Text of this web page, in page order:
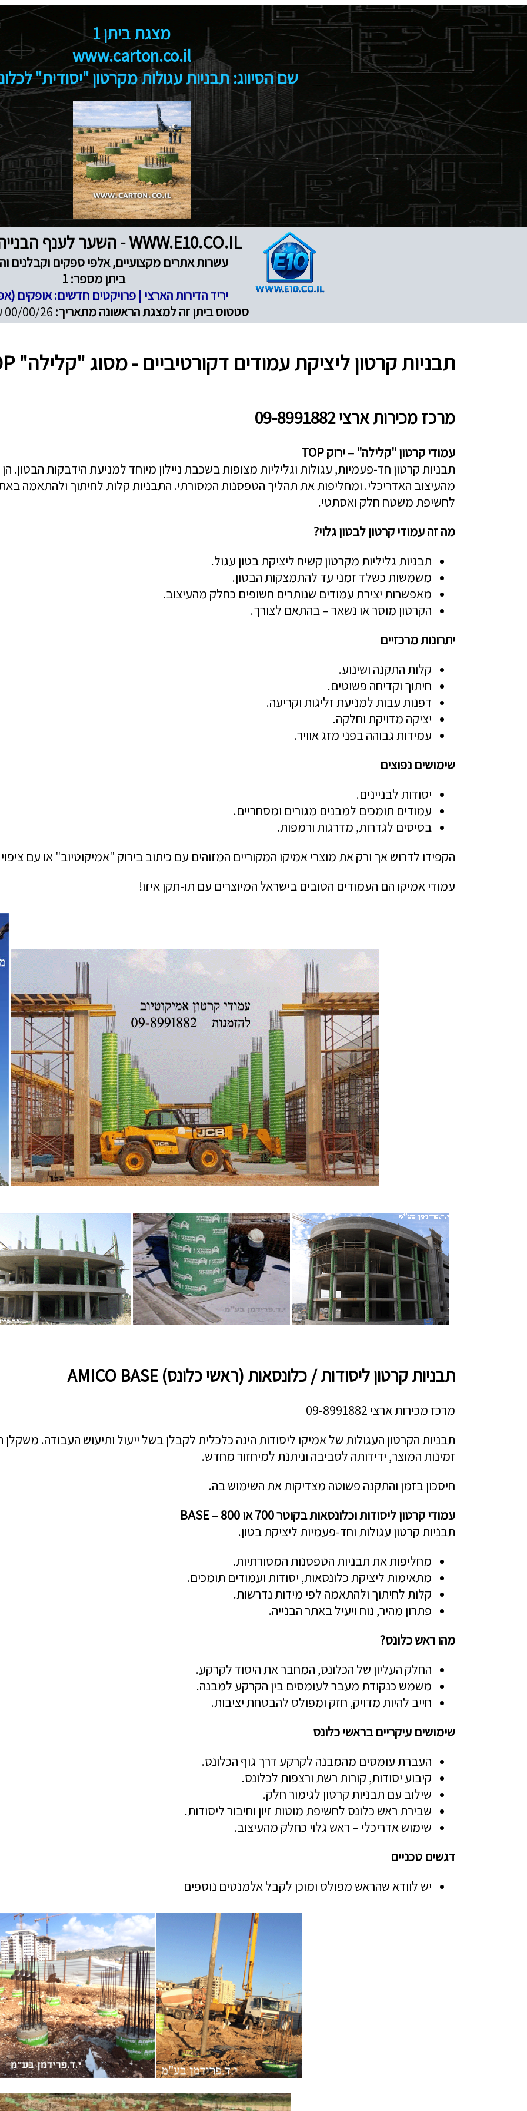
מצגת ביתן 1
www.carton.co.il
שם הסיווג: תבניות עגולות מקרטון "יסודית"
WWW.E10.CO.IL - השער לענף הבנייה והנדל"ן
עשרות אתרים מקצועיים, אלפי ספקים וקבלנים
ביתן מספר: 1
יריד הדירות הארצי | פרויקטים חדשים: אופקים
סטטוס ביתן זה למצגת הראשונה מתאריך: 00/00/26 עד 00/00/26
תבניות קרטון ליציקת עמודים דקורטיביים - מסוג "קלילה" AMICO TOP
מרכז מכירות ארצי 09-8991882
עמודי קרטון "קלילה" – ירוק TOP
תבניות קרטון חד-פעמיות, עגולות וגליליות מצופות בשכבת ניילון מיוחד למניעת הידבקות הבטון.
מהעיצוב האדריכלי. ומחליפות את תהליך הטפסנות המסורתי. התבניות קלות לחיתוך ולהתאמה
לחשיפת משטח חלק ואסתטי.
מה זה עמודי קרטון לבטון גלוי?
תבניות גליליות מקרטון קשיח ליציקת בטון עגול.
משמשות כשלד זמני עד להתמצקות הבטון.
מאפשרות יצירת עמודים שנותרים חשופים כחלק מהעיצוב.
הקרטון מוסר או נשאר – בהתאם לצורך.
יתרונות מרכזיים
קלות התקנה ושינוע.
חיתוך וקדיחה פשוטים.
דפנות עבות למניעת זליגות וקריעה.
יציקה מדויקת וחלקה.
עמידות גבוהה בפני מזג אוויר.
שימושים נפוצים
יסודות לבניינים.
עמודים תומכים למבנים מגורים ומסחריים.
בסיסים לגדרות, מדרגות ורמפות.
הקפידו לדרוש אך ורק את מוצרי אמיקו המקוריים המזוהים עם כיתוב בירוק "אמיקוטיוב" או עם ציפוי
עמודי אמיקו הם העמודים הטובים בישראל המיוצרים עם תו-תקן איזו!
תבניות קרטון ליסודות / כלונסאות (ראשי כלונס) AMICO BASE
מרכז מכירות ארצי 09-8991882
תבניות הקרטון העגולות של אמיקו ליסודות הינה כלכלית לקבלן בשל ייעול ותיעוש העבודה. משקלן
זמינות המוצר, ידידותה לסביבה וניתנת למיחזור מחדש.
חיסכון בזמן והתקנה פשוטה מצדיקות את השימוש בה.
עמודי קרטון ליסודות וכלונסאות בקוטר 700 או 800 – BASE
תבניות קרטון עגולות וחד-פעמיות ליציקת בטון.
מחליפות את תבניות הטפסנות המסורתיות.
מתאימות ליציקת כלונסאות, יסודות ועמודים תומכים.
קלות לחיתוך ולהתאמה לפי מידות נדרשות.
פתרון מהיר, נוח ויעיל באתר הבנייה.
מהו ראש כלונס?
החלק העליון של הכלונס, המחבר את היסוד לקרקע.
משמש כנקודת מעבר לעומסים בין הקרקע למבנה.
חייב להיות מדויק, חזק ומפולס להבטחת יציבות.
שימושים עיקריים בראשי כלונס
העברת עומסים מהמבנה לקרקע דרך גוף הכלונס.
קיבוע יסודות, קורות רשת ורצפות לכלונס.
שילוב עם תבניות קרטון לגימור חלק.
שבירת ראש כלונס לחשיפת מוטות זיון וחיבור ליסודות.
שימוש אדריכלי – ראש גלוי כחלק מהעיצוב.
דגשים טכניים
יש לוודא שהראש מפולס ומוכן לקבל אלמנטים נוספים